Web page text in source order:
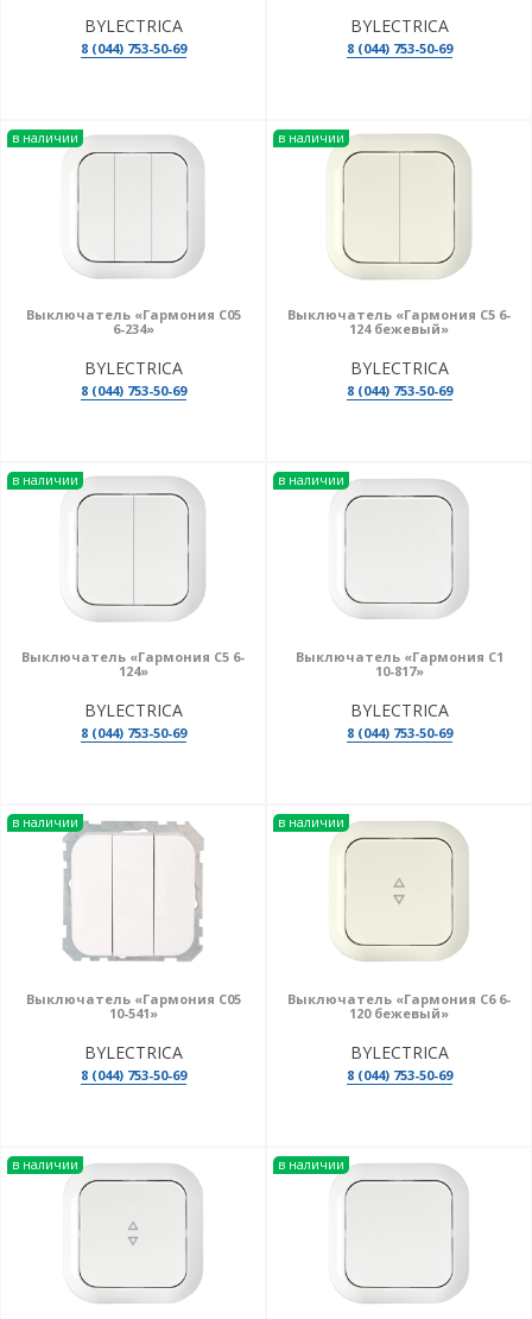
BYLECTRICA
8 (044) 753-50-69
BYLECTRICA
8 (044) 753-50-69
в наличии
Выключатель «Гармония С05
6-234»
BYLECTRICA
8 (044) 753-50-69
в наличии
Выключатель «Гармония С5 6-
124 бежевый»
BYLECTRICA
8 (044) 753-50-69
в наличии
Выключатель «Гармония С5 6-
124»
BYLECTRICA
8 (044) 753-50-69
в наличии
Выключатель «Гармония С1
10-817»
BYLECTRICA
8 (044) 753-50-69
в наличии
Выключатель «Гармония С05
10-541»
BYLECTRICA
8 (044) 753-50-69
в наличии
Выключатель «Гармония С6 6-
120 бежевый»
BYLECTRICA
8 (044) 753-50-69
в наличии в наличии